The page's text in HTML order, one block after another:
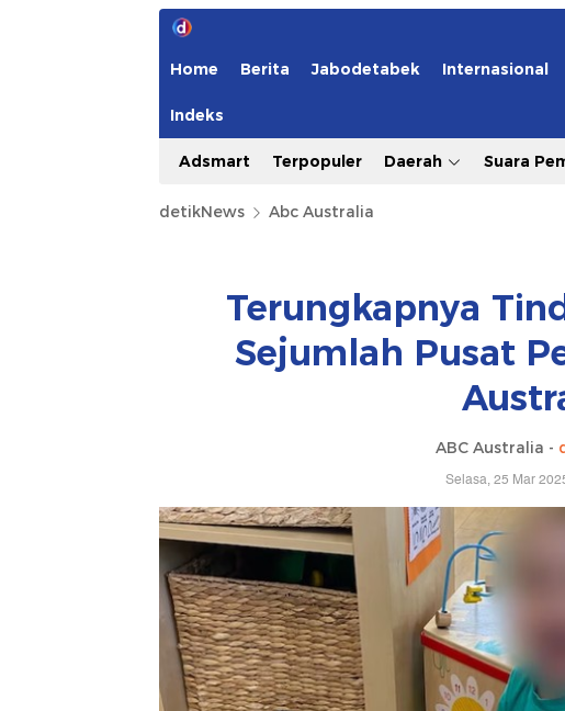
Home Berita Jabodetabek Internasional
Indeks
Adsmart Terpopuler Daerah Suara
detikNews Abc Australia
Terungkapnya
Sejumlah Pusat
ABC Australia -
Selasa, 25 Mar